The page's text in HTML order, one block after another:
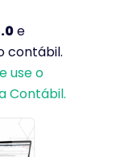
e
contábil.
use o
Contábil.